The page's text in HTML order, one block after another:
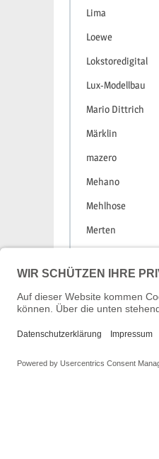
Lima
Loewe
Lokstoredigital
Lux-Modellbau
Mario Dittrich
Märklin
mazero
Mehano
Mehlhose
Merten
minicar
MiNis